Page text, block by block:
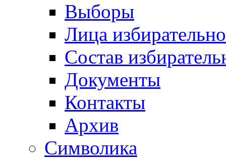
Выборы
Лица
Состав
Документы
Контакты
Архив
Символика